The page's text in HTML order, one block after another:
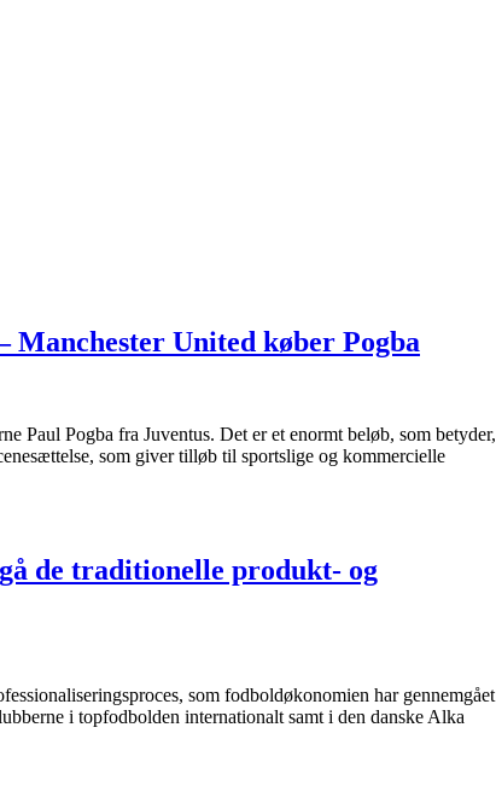
United køber Pogba
Paul Pogba fra Juventus. Det er et enormt beløb, som betyder,
som giver tilløb til sportslige og kommercielle
de traditionelle produkt- og
som fodboldøkonomien har gennemgået
i topfodbolden internationalt samt i den danske Alka